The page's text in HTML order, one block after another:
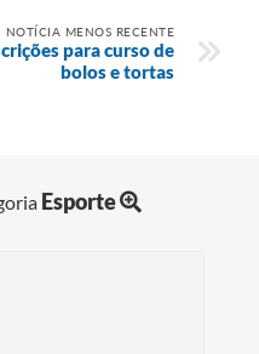
NOTÍCIA MENOS RECENTE
para curso de
bolos e tortas
Esporte